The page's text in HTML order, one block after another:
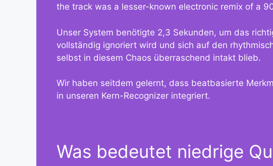
the track was a lesser-known electronic remix of a
Unser System benötigte 2,3 Sekunden, um das
vollständig ignoriert wird und sich auf den
selbst in diesem Chaos überraschend intakt blieb.
Wir haben seitdem gelernt, dass beatbasierte
in unseren Kern-Recognizer integriert.
Was bedeutet niedrige